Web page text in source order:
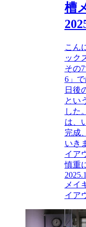
槽
こん
ック
その
6」
日後
とい
した
は、
完成
いき
イア
慎重
メイ
イア